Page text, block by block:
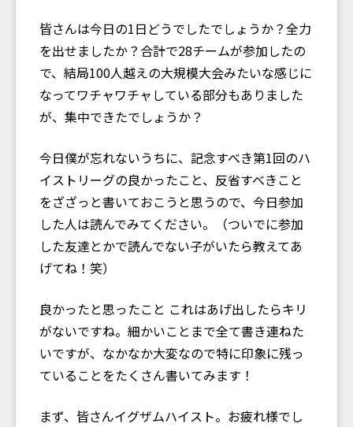
皆さんは今日の1日どうでしたでしょうか？全力
を出せましたか？合計で28チームが参加したの
で、結局100人越えの大規模大会みたいな感じに
なってワチャワチャしている部分もありました
が、集中できたでしょうか？
今日僕が忘れないうちに、記念すべき第1回のハ
イストリーグの良かったこと、反省すべきこと
をざざっと書いておこうと思うので、今日参加
した人は読んでみてください。（ついでに参加
した友達とかで読んでない子がいたら教えてあ
げてね！笑）
良かったと思ったこと これはあげ出したらキリ
がないですね。細かいことまで全て書き連ねた
いですが、なかなか大変なので特に印象に残っ
ていることをたくさん書いてみます！
まず、皆さんイグザムハイスト。お疲れ様でし